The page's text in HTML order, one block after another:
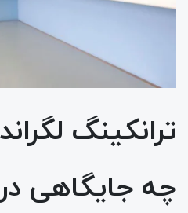
ترانکینگ
چه جایگاهی